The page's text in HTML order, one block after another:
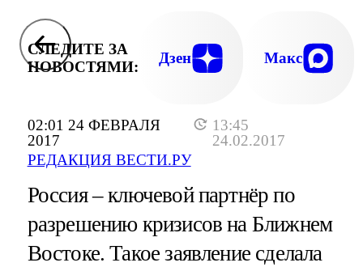
02:01 24 ФЕВРАЛЯ
2017
13:45
24.02.2017
РЕДАКЦИЯ ВЕСТИ.РУ
СЛЕДИТЕ ЗА
НОВОСТЯМИ:
Дзен Макс
Россия – ключевой партнёр по
разрешению кризисов на Ближнем
Востоке. Такое заявление сделала